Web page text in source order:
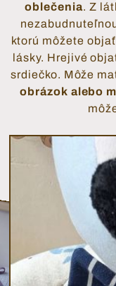
oblečenia. Z
ktorú môžete
lásky. Hrejivé
srdiečko. Môže
obrázok alebo